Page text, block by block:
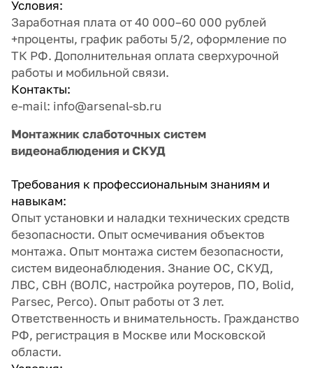
Условия:
Заработная плата от 40 000–60 000 рублей
+проценты, график работы 5/2, оформление по
ТК РФ. Дополнительная оплата сверхурочной
работы и мобильной связи.
Контакты:
e-mail: info@arsenal-sb.ru
Монтажник слаботочных систем
видеонаблюдения и СКУД
Требования к профессиональным знаниям и
навыкам:
Опыт установки и наладки технических средств
безопасности. Опыт осмечивания объектов
монтажа. Опыт монтажа систем безопасности,
систем видеонаблюдения. Знание ОС, СКУД,
ЛВС, СВН (ВОЛС, настройка роутеров, ПО, Bolid,
Parsec, Perco). Опыт работы от 3 лет.
Ответственность и внимательность. Гражданство
РФ, регистрация в Москве или Московской
области.